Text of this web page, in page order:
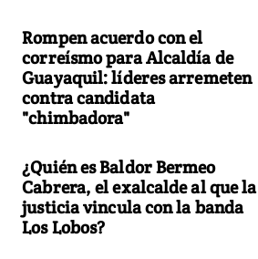
Rompen acuerdo con el
correísmo para Alcaldía de
Guayaquil: líderes arremeten
contra candidata
"chimbadora"
¿Quién es Baldor Bermeo
Cabrera, el exalcalde al que la
justicia vincula con la banda
Los Lobos?